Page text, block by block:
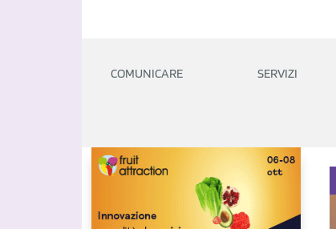
COMUNICARE SERVIZI